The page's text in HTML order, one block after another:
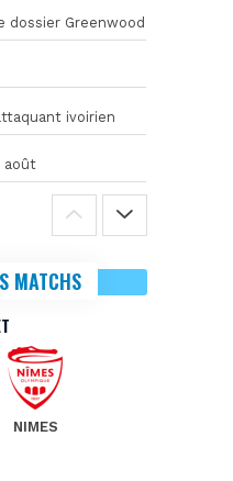
dossier Greenwood
ivoirien
août
MATCHS
NIMES